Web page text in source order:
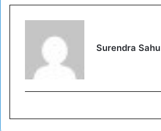
Surendra Sahu